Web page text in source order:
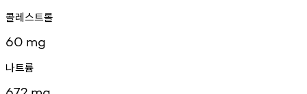
콜레스트롤
60 mg
나트륨